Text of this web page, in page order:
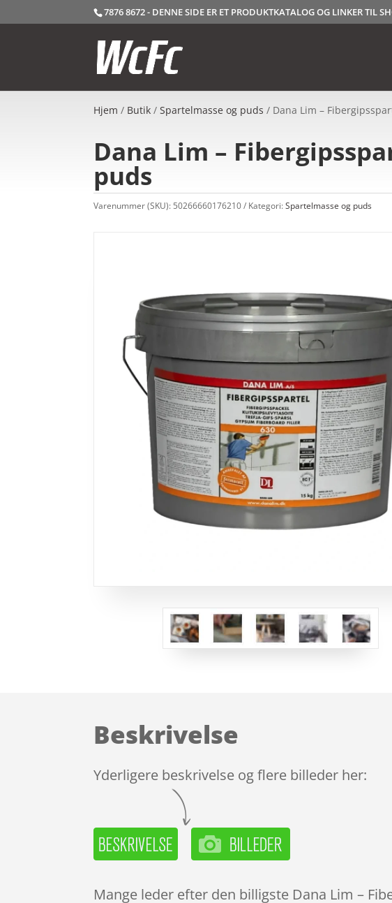
7876 8672 - DENNE SIDE ER ET PRODUKTKATALOG OG LINKER TIL
Hjem / Butik /Spartelmasse og puds / Dana Lim –
Dana Lim –
puds
Varenummer (SKU): 50266660176210 Kategori:Spartelmasse og puds
Beskrivelse
Yderligere beskrivelse og flere billeder her:
Mange leder efter den billigste Dana Lim –